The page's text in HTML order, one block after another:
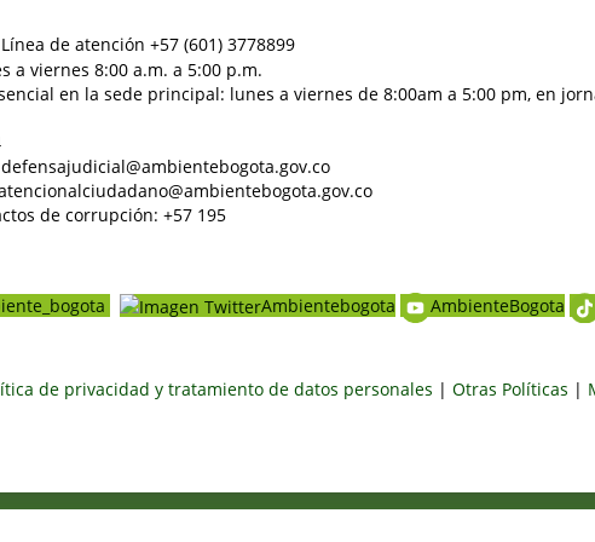
de atención +57 (601) 3778899
a viernes 8:00 a.m. a 5:00 p.m.
en la sede principal: lunes a viernes de 8:00am a 5:00 pm, en
de corrupción: +57 195
Ambientebogota AmbienteBogota
de privacidad y tratamiento de datos personales | Otras Políticas |